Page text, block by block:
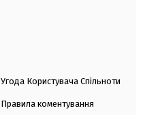
Угода Користувача Спільноти
Правила коментування